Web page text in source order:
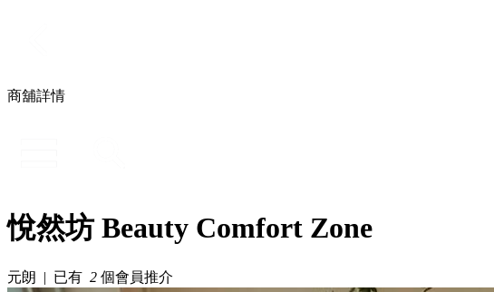
商舖詳情
悅然坊 Beauty Comfort Zone
元朗 | 已有 2 個會員推介